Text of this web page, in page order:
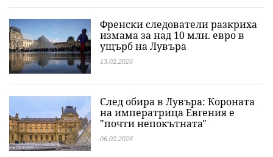
Френски следователи разкриха
измама за над 10 млн. евро в
ущърб на Лувъра
13.02.2026
След обира в Лувъра: Короната
на императрица Евгения е
"почти непокътната"
06.02.2026